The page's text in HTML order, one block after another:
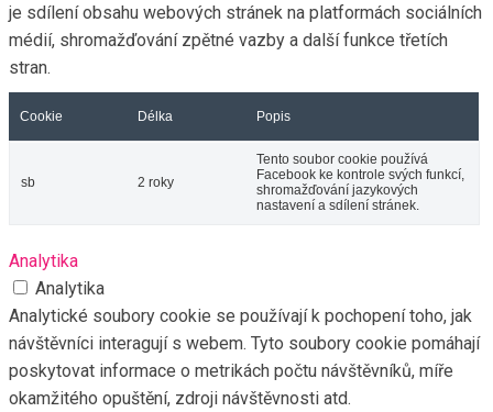
je sdílení obsahu webových stránek na platformách sociálních
médií, shromažďování zpětné vazby a další funkce třetích
stran.
Cookie Délka Popis
sb 2 roky
Tento soubor cookie používá
Facebook ke kontrole svých funkcí,
shromažďování jazykových
nastavení a sdílení stránek.
Analytika
Analytika
Analytické soubory cookie se používají k pochopení toho, jak
návštěvníci interagují s webem. Tyto soubory cookie pomáhají
poskytovat informace o metrikách počtu návštěvníků, míře
okamžitého opuštění, zdroji návštěvnosti atd.